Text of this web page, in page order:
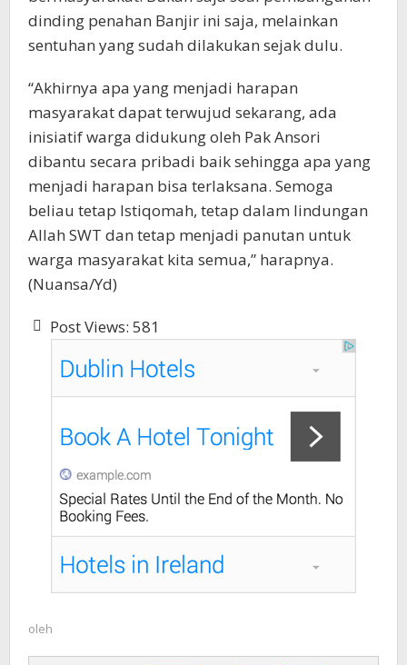
dinding penahan Banjir ini saja, melainkan
sentuhan yang sudah dilakukan sejak dulu.
“Akhirnya apa yang menjadi harapan
masyarakat dapat terwujud sekarang, ada
inisiatif warga didukung oleh Pak Ansori
dibantu secara pribadi baik sehingga apa yang
menjadi harapan bisa terlaksana. Semoga
beliau tetap Istiqomah, tetap dalam lindungan
Allah SWT dan tetap menjadi panutan untuk
warga masyarakat kita semua,” harapnya.
(Nuansa/Yd)
Post Views: 581
oleh